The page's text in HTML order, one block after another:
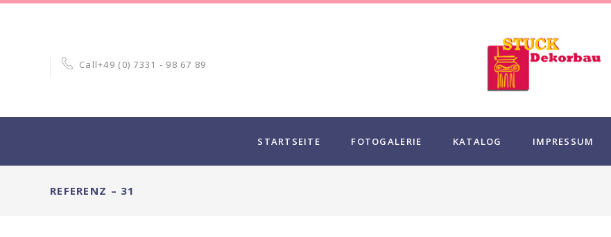
Call+49 (0) 7331 - 98 67 89
STARTSEITE FOTOGALERIE KATALOG IMPRESSUM
REFERENZ – 31